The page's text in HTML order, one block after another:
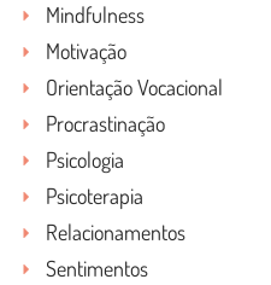
Mindfulness
Motivação
Orientação Vocacional
Procrastinação
Psicologia
Psicoterapia
Relacionamentos
Sentimentos